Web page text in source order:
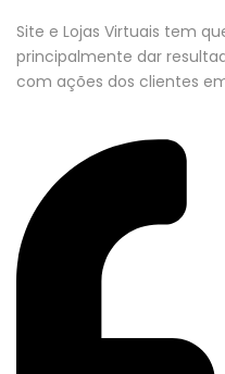
Site e Lojas Virtuais tem
principalmente dar
com ações dos clientes